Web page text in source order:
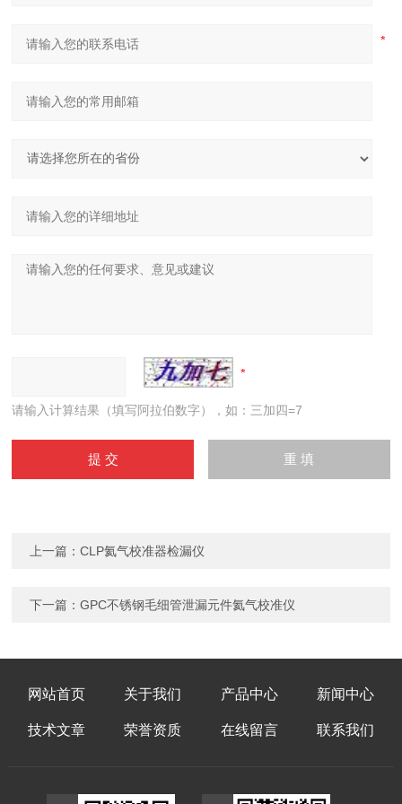
请输入计算结果（填写阿拉伯数字），如：三加四=7
上一篇：CLP氦气校准器检漏仪
下一篇：GPC不锈钢毛细管泄漏元件氦气校准仪
网站首页 关于我们 产品中心 新闻中心
技术文章 荣誉资质 在线留言 联系我们